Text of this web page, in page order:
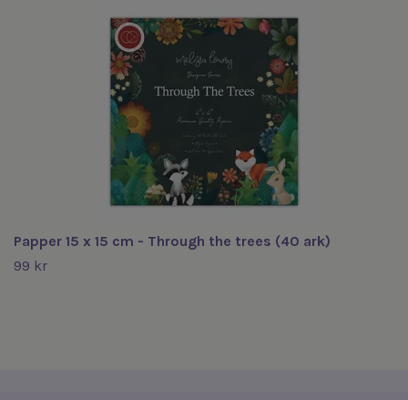
Papper 15 x 15 cm - Through the trees (40 ark)
99 kr